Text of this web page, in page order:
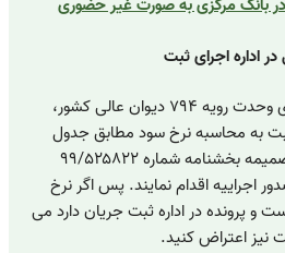
بانک مرکزی به صورت غیر حضوری
دیوان عالی کشور،
به محاسبه نرخ سود مطابق جدول
اعلامی بانک مرکزی ( جدول ضمیمه بخشنامه شماره ۹۹/۵۲۵۸۲۲
از تاریخ صدور اجراییه اقدام نمایند. پس اگر نرخ
و پرونده در اداره ثبت جریان دارد می
نیز اعتراض کنید.